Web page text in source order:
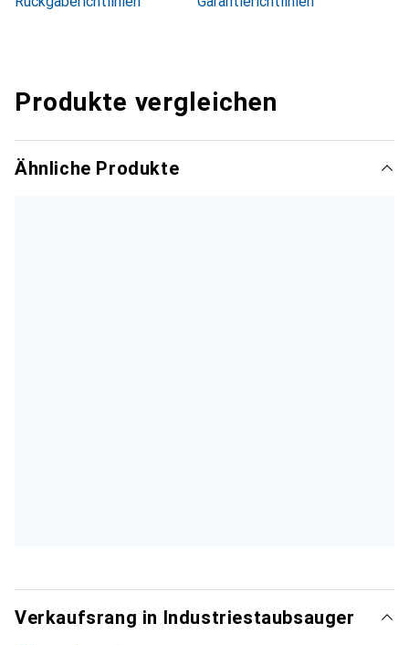
Produkte vergleichen
Ähnliche Produkte
Verkaufsrang in Industriestaubsauger